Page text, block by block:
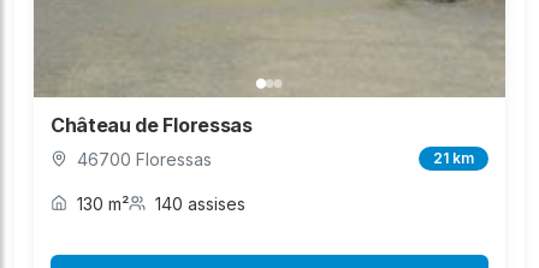
Château de Floressas
46700 Floressas 21 km
130 m² 140 assises